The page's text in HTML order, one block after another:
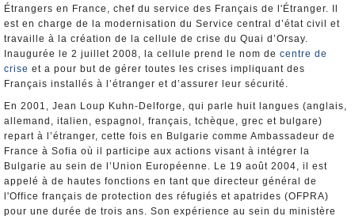
Étrangers en France, chef du service des Français de l'Étranger. Il
est en charge de la modernisation du Service central d’état civil et
travaille à la création de la cellule de crise du Quai d’Orsay.
Inaugurée le 2 juillet 2008, la cellule prend le nom de centre de
crise et a pour but de gérer toutes les crises impliquant des
Français installés à l’étranger et d’assurer leur sécurité.
En 2001, Jean Loup Kuhn-Delforge, qui parle huit langues (anglais,
allemand, italien, espagnol, français, tchèque, grec et bulgare)
repart à l’étranger, cette fois en Bulgarie comme Ambassadeur de
France à Sofia où il participe aux actions visant à intégrer la
Bulgarie au sein de l’Union Européenne. Le 19 août 2004, il est
appelé à de hautes fonctions en tant que directeur général de
l'Office français de protection des réfugiés et apatrides (OFPRA)
pour une durée de trois ans. Son expérience au sein du ministère